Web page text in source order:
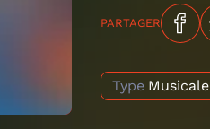
PARTAGER
Type Musicale